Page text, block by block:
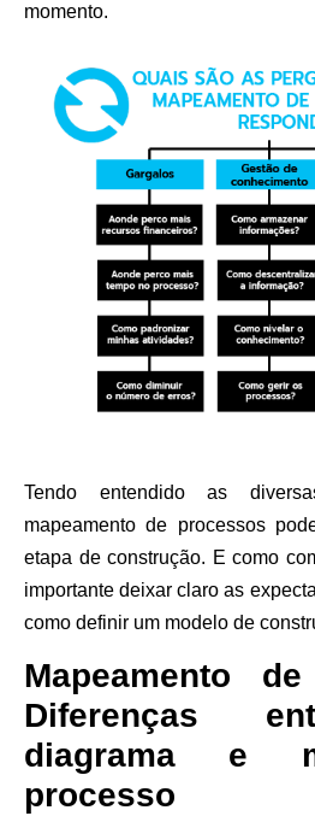
momento.
Tendo entendido as
mapeamento de processos
etapa de construção. E como
importante deixar claro as
como definir um modelo de
Mapeamento
Diferenças
diagrama e
processo